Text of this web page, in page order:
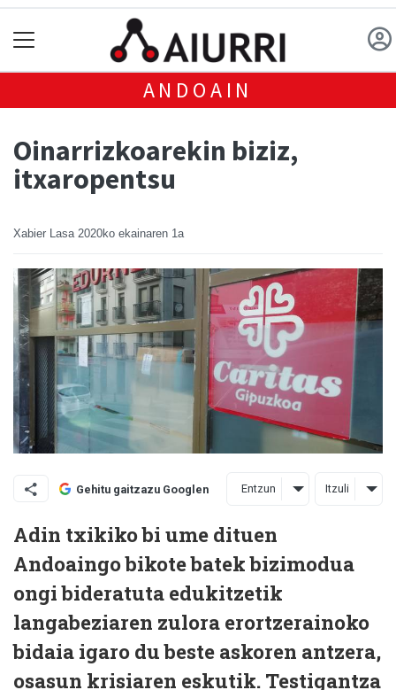
ANDOAIN
Oinarrizkoarekin biziz,
itxaropentsu
Xabier Lasa 2020ko ekainaren 1a
Gehitu gaitzazu Googlen Entzun Itzuli
Adin txikiko bi ume dituen
Andoaingo bikote batek bizimodua
ongi bideratuta edukitzetik
langabeziaren zulora erortzerainoko
bidaia igaro du beste askoren antzera,
osasun krisiaren eskutik. Testigantza